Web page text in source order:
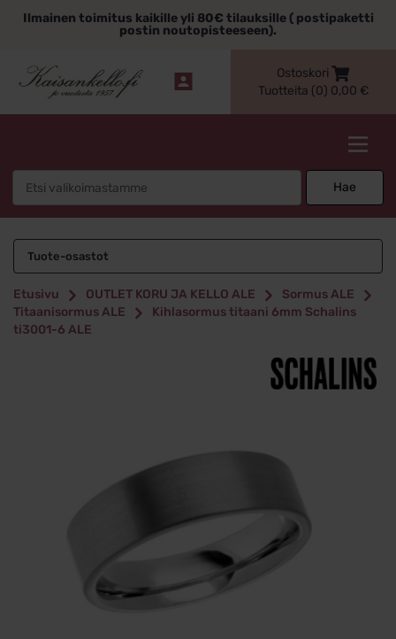
sisältöönIlmainen toimitus kaikille yli 80€ tilauksille ( postipaketti
postin noutopisteeseen).
Ostoskori
Tuotteita (0) 0,00 €
Hae
Tuote-osastot
Etusivu OUTLET KORU JA KELLO ALE
Sormus ALE
Titaanisormus ALE
Kihlasormus titaani 6mm Schalins
ti3001-6 ALE